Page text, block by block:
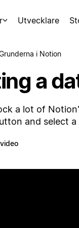
Utvecklare
i Notion
a
a lot of
and select